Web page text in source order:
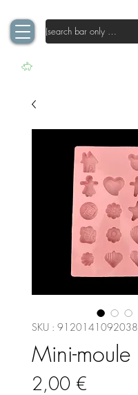
SKU : 9120141092038
Mini-moule
2,00 €